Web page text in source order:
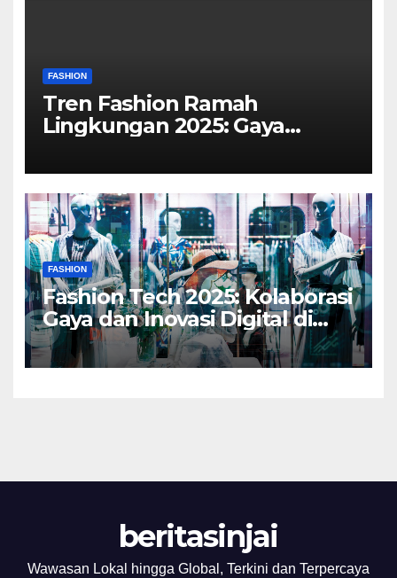
FASHION
Tren Fashion Ramah
Lingkungan 2025: Gaya
FASHION
Fashion Tech 2025: Kolaborasi
Gaya dan Inovasi Digital di
Dunia Mode
beritasinjai
Wawasan Lokal hingga Global, Terkini dan Terpercaya